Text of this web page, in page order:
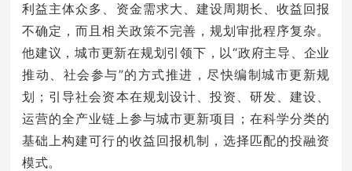
利益主体众多、资金需求大、建设周期长、收益回报
不确定，而且相关政策不完善，规划审批程序复杂。
他建议，城市更新在规划引领下，以“政府主导、企业
推动、社会参与”的方式推进，尽快编制城市更新规
划；引导社会资本在规划设计、投资、研发、建设、
运营的全产业链上参与城市更新项目；在科学分类的
基础上构建可行的收益回报机制，选择匹配的投融资
模式。